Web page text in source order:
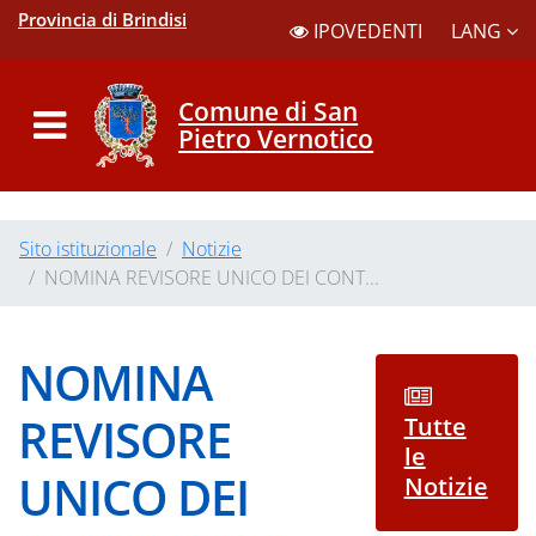
Provincia di Brindisi IPOVEDENTI LANG
Comune di San
Pietro Vernotico
Sito istituzionale
Notizie
NOMINA REVISORE UNICO DEI CONT...
NOMINA
REVISORE
UNICO DEI
Tutte
le
Notizie